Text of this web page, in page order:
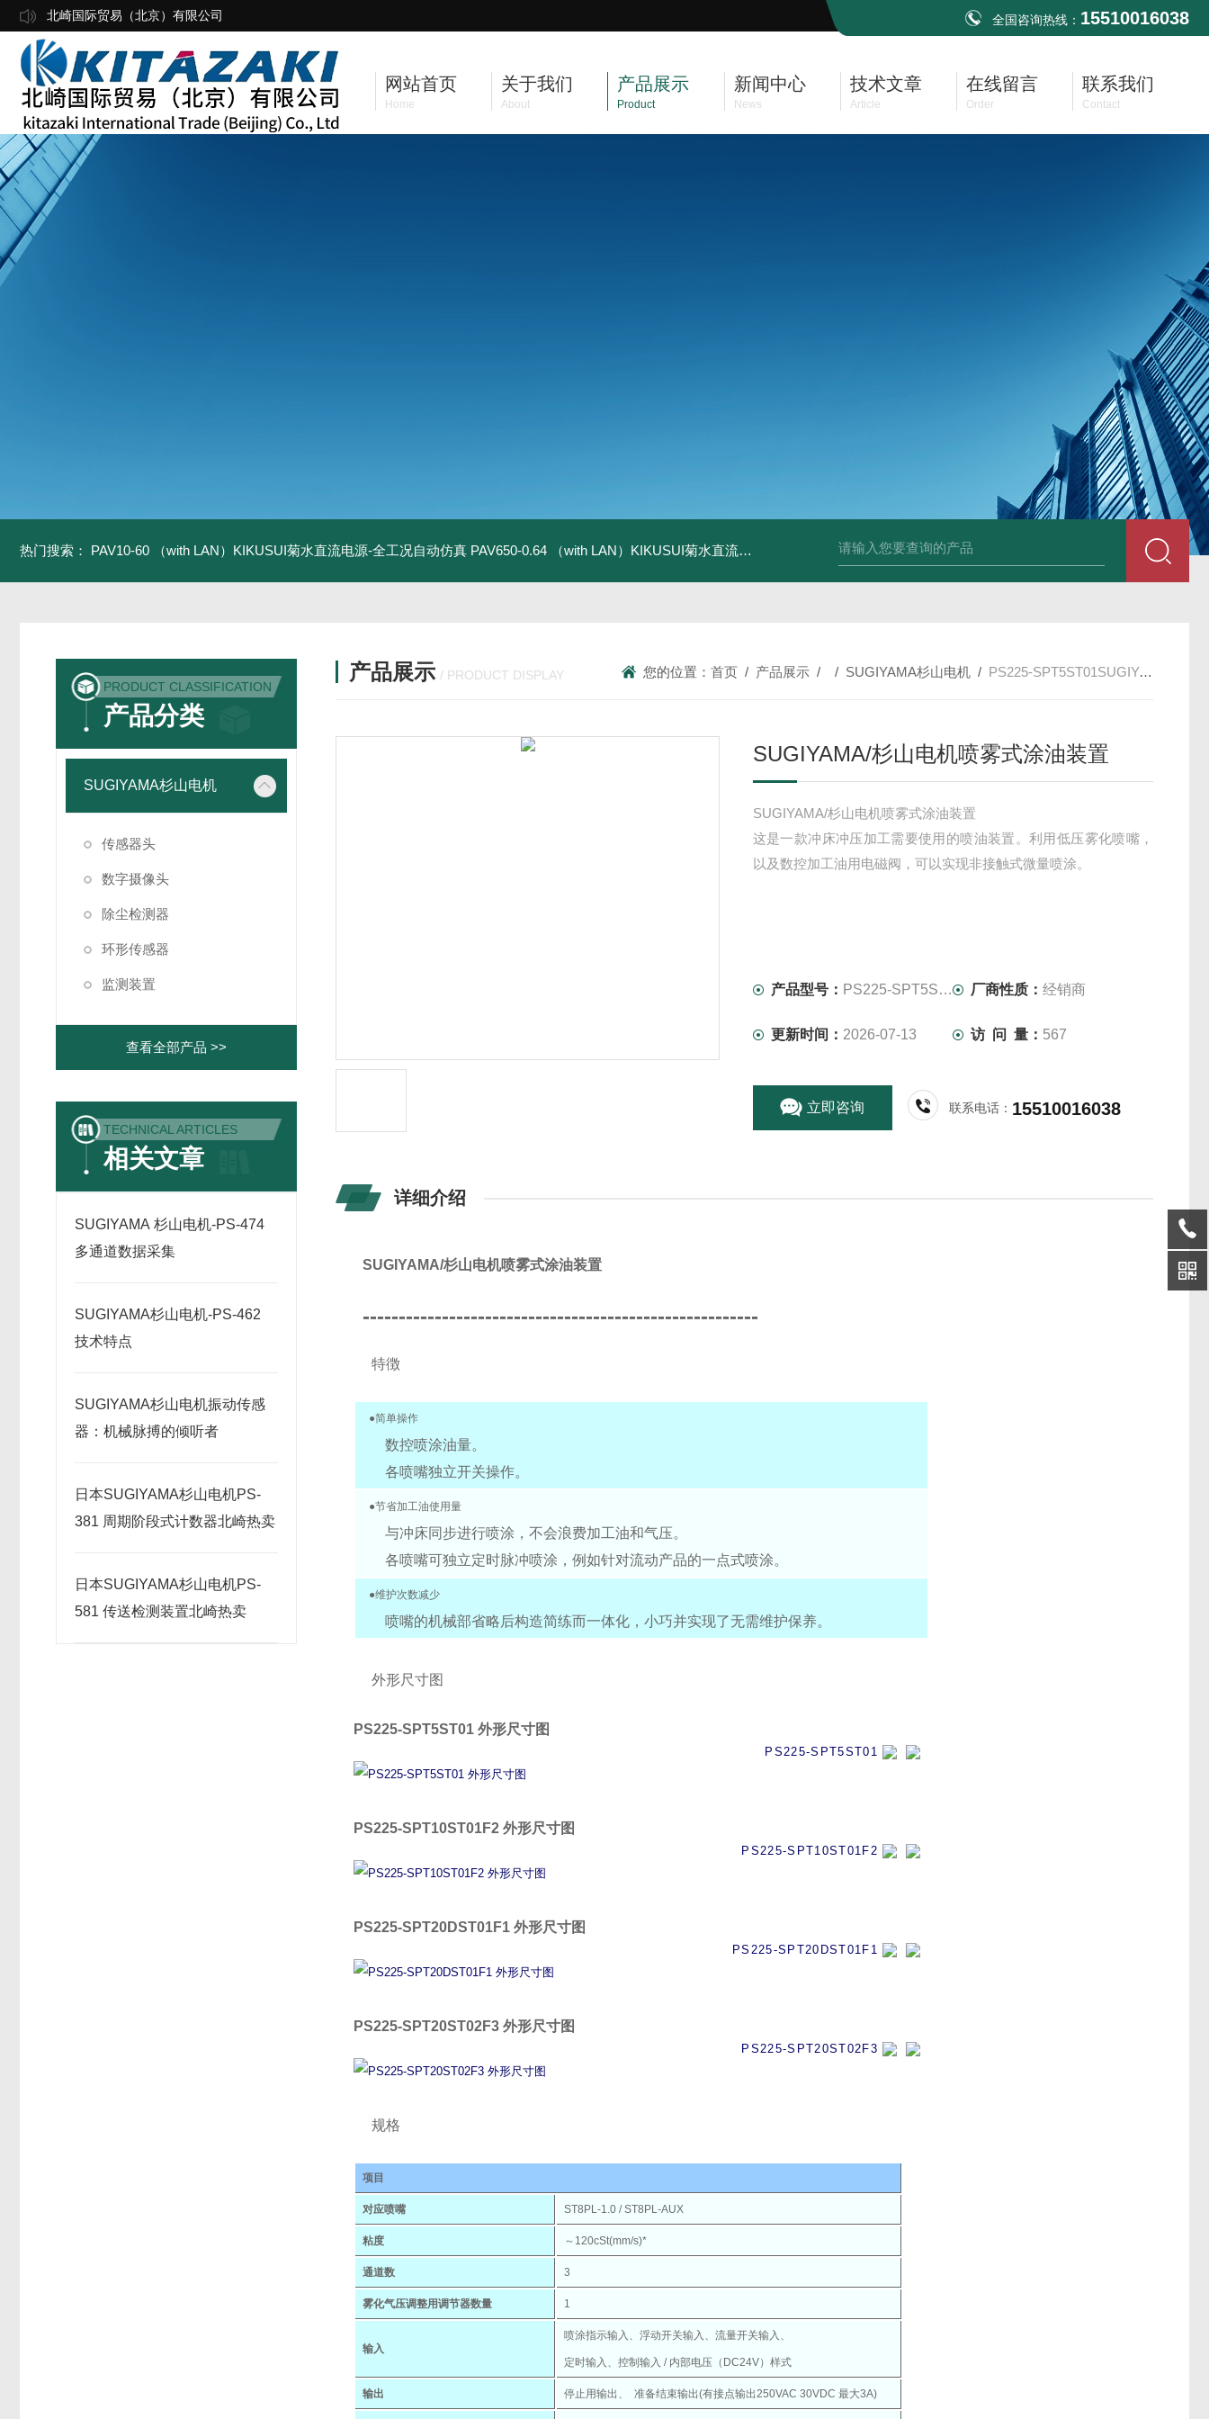
北崎国际贸易（北京）有限公司 全国咨询热线： 15510016038
网站首页
Home
关于我们
About
产品展示
Product
新闻中心
News
技术文章
Article
在线留言
Order
联系我们
Contact
热门搜索： PAV10-60 （with LAN）KIKUSUI菊水直流电源-全工况自动仿真 PAV650-0.64 （with LAN）KIKUSUI菊水直流电源-四象限节能测试 PAV320-1.3 （with LAN）KIKUSUI菊水直流电源-故障快
PRODUCT CLASSIFICATION
产品分类
SUGIYAMA杉山电机
传感器头
数字摄像头
除尘检测器
环形传感器
监测装置
查看全部产品 >>
TECHNICAL ARTICLES
相关文章
SUGIYAMA 杉山电机-PS-474
多通道数据采集
SUGIYAMA杉山电机-PS-462
技术特点
SUGIYAMA杉山电机振动传感
器：机械脉搏的倾听者
日本SUGIYAMA杉山电机PS-
381 周期阶段式计数器北崎热卖
日本SUGIYAMA杉山电机PS-
581 传送检测装置北崎热卖
产品展示 / PRODUCT DISPLAY 您的位置：首页 / 产品展示 / / SUGIYAMA杉山电机 / PS225-SPT5ST01SUGIYAMA/杉山电机喷雾式涂油装置
SUGIYAMA/杉山电机喷雾式涂油装置
SUGIYAMA/杉山电机喷雾式涂油装置
这是一款冲床冲压加工需要使用的喷油装置。利用低压雾化喷嘴，
以及数控加工油用电磁阀，可以实现非接触式微量喷涂。
产品型号： PS225-SPT5ST01 厂商性质：经销商
更新时间： 2026-07-13 访 问 量： 567
立即咨询 联系电话： 15510016038
详细介绍
SUGIYAMA/杉山电机喷雾式涂油装置
-------------------------------------------------------
特徴
●简单操作
数控喷涂油量。
各喷嘴独立开关操作。
●节省加工油使用量
与冲床同步进行喷涂，不会浪费加工油和气压。
各喷嘴可独立定时脉冲喷涂，例如针对流动产品的一点式喷涂。
●维护次数减少
喷嘴的机械部省略后构造简练而一体化，小巧并实现了无需维护保养。
外形尺寸图
PS225-SPT5ST01 外形尺寸图
PS225-SPT5ST01
PS225-SPT10ST01F2 外形尺寸图
PS225-SPT10ST01F2
PS225-SPT20DST01F1 外形尺寸图
PS225-SPT20DST01F1
PS225-SPT20ST02F3 外形尺寸图
PS225-SPT20ST02F3
规格
项目
对应喷嘴 ST8PL-1.0 / ST8PL-AUX
粘度 ～120cSt(mm/s)*
通道数 3
雾化气压调整用调节器数量 1
输入
喷涂指示输入、浮动开关输入、流量开关输入、
定时输入、控制输入 / 内部电压（DC24V）样式
输出 停止用输出、 准备结束输出(有接点输出250VAC 30VDC 最大3A)